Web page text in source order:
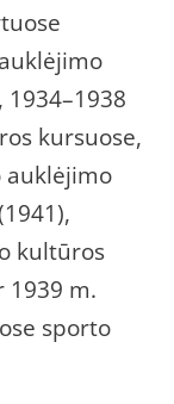
kursuose,
auklėjimo
kultūros
1939 m.
sporto